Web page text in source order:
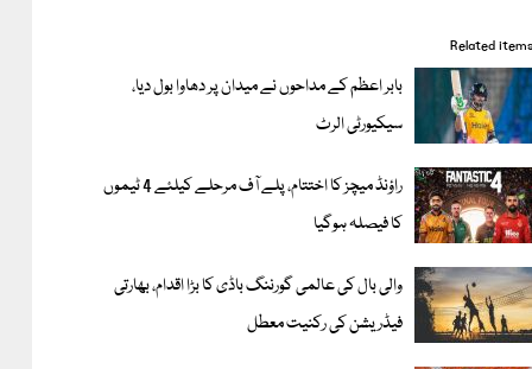
Related items
بابر اعظم کے مداحوں نے میدان پر دھاوا بول دیا،
سیکیورٹی الرٹ
راؤنڈ میچز کا اختتام، پلے آف مرحلے کیلئے 4 ٹیموں
کا فیصلہ ہوگیا
والی بال کی عالمی گورننگ باڈی کا بڑا اقدام، بھارتی
فیڈریشن کی رکنیت معطل